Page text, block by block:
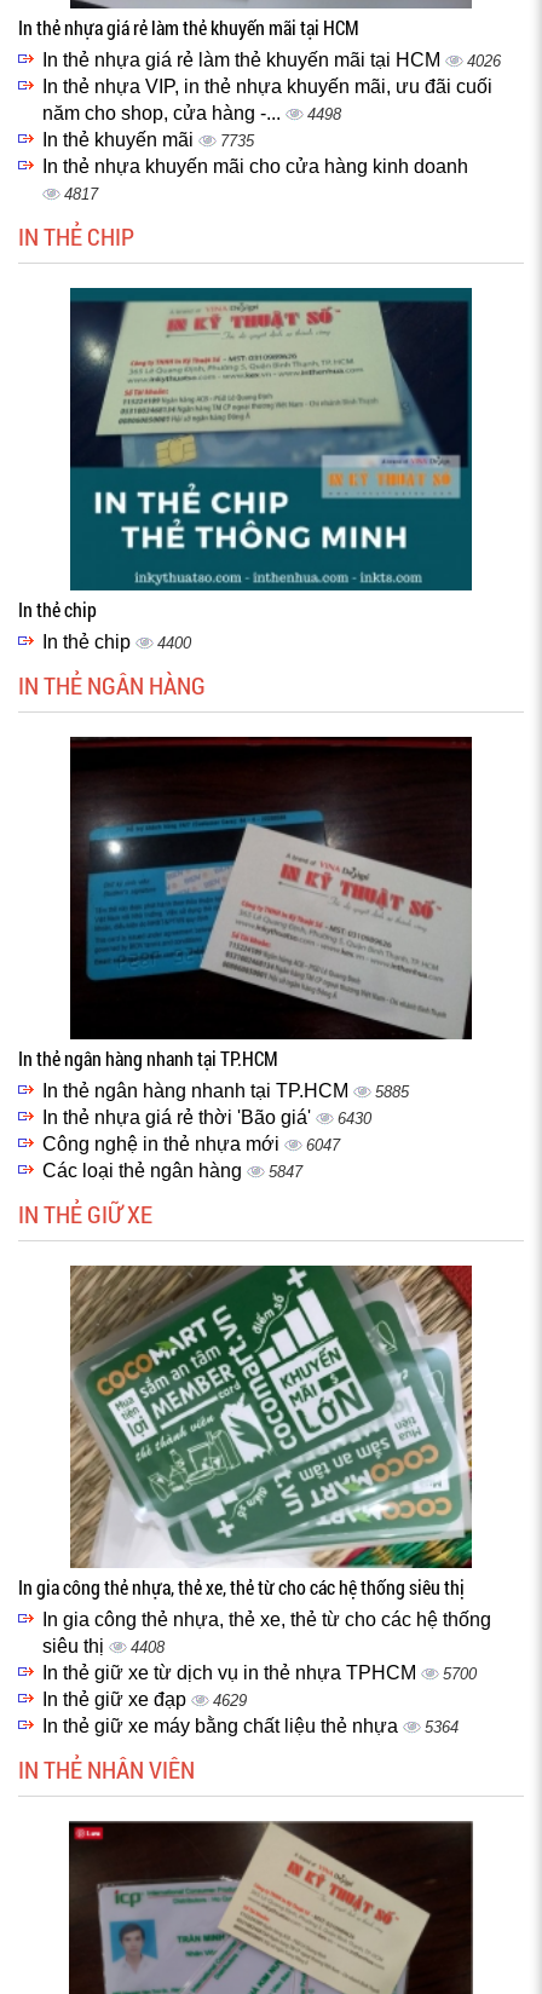
In thẻ nhựa giá rẻ làm thẻ khuyến mãi tại HCM
In thẻ nhựa giá rẻ làm thẻ khuyến mãi tại HCM 4026
In thẻ nhựa VIP, in thẻ nhựa khuyến mãi, ưu đãi cuối
năm cho shop, cửa hàng -...
4498
In thẻ khuyến mãi 7735
In thẻ nhựa khuyến mãi cho cửa hàng kinh doanh
4817
IN THẺ CHIP
In thẻ chip
In thẻ chip 4400
IN THẺ NGÂN HÀNG
In thẻ ngân hàng nhanh tại TP.HCM
In thẻ ngân hàng nhanh tại TP.HCM 5885
In thẻ nhựa giá rẻ thời 'Bão giá' 6430
Công nghệ in thẻ nhựa mới 6047
Các loại thẻ ngân hàng 5847
IN THẺ GIỮ XE
In gia công thẻ nhựa, thẻ xe, thẻ từ cho các hệ thống siêu thị
In gia công thẻ nhựa, thẻ xe, thẻ từ cho các hệ thống
siêu thị
4408
In thẻ giữ xe từ dịch vụ in thẻ nhựa TPHCM 5700
In thẻ giữ xe đạp 4629
In thẻ giữ xe máy bằng chất liệu thẻ nhựa 5364
IN THẺ NHÂN VIÊN